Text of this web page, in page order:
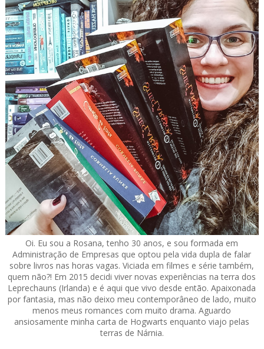
Oi. Eu sou a Rosana, tenho 30 anos, e sou formada em
Administração de Empresas que optou pela vida dupla de falar
sobre livros nas horas vagas. Viciada em filmes e série também,
quem não?! Em 2015 decidi viver novas experiências na terra dos
Leprechauns (Irlanda) e é aqui que vivo desde então. Apaixonada
por fantasia, mas não deixo meu contemporâneo de lado, muito
menos meus romances com muito drama. Aguardo
ansiosamente minha carta de Hogwarts enquanto viajo pelas
terras de Nárnia.